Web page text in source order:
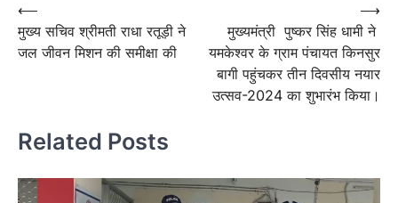
Post
navigation
⟵
मुख्य सचिव श्रीमती राधा रतूड़ी ने
जल जीवन मिशन की समीक्षा की
मुख्यमंत्री पुष्कर सिंह धामी ने
यमकेश्वर के ग्राम पंचायत किनसुर
बागी पहुंचकर तीन दिवसीय नयार
उत्सव-2024 का शुभारंभ किया।
⟶
Related Posts